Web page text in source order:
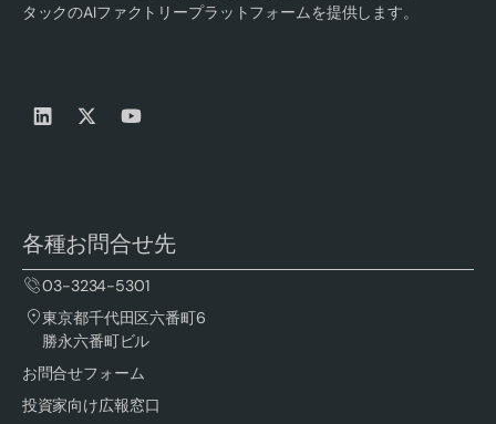
タックのAIファクトリープラットフォームを提供します。
各種お問合せ先
03-3234-5301
東京都千代田区六番町6
勝永六番町ビル
お問合せフォーム
投資家向け広報窓口